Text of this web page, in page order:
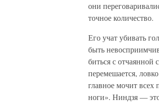
они
точное количество.
Его учат убивать
быть
биться с
перемешается,
главное мочит
ноги». Ниндзя —